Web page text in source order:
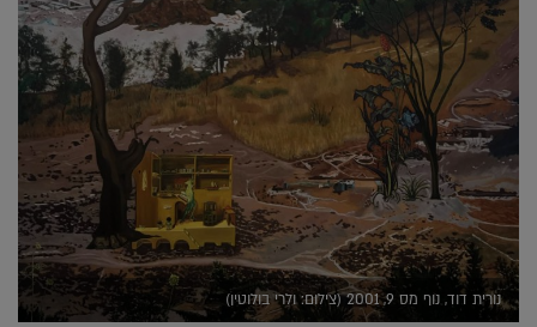
נורית דוד, נוף מס 9, 2001 (צילום: ולרי בולוטין)